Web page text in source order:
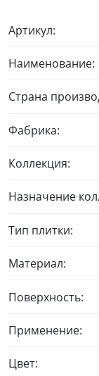
Артикул:
Наименование:
Страна
Фабрика:
Коллекция:
Назначение
Тип плитки:
Материал:
Поверхность:
Применение:
Цвет: